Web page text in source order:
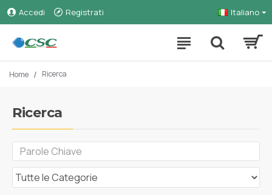
Accedi Registrati Italiano
Home Ricerca
Ricerca